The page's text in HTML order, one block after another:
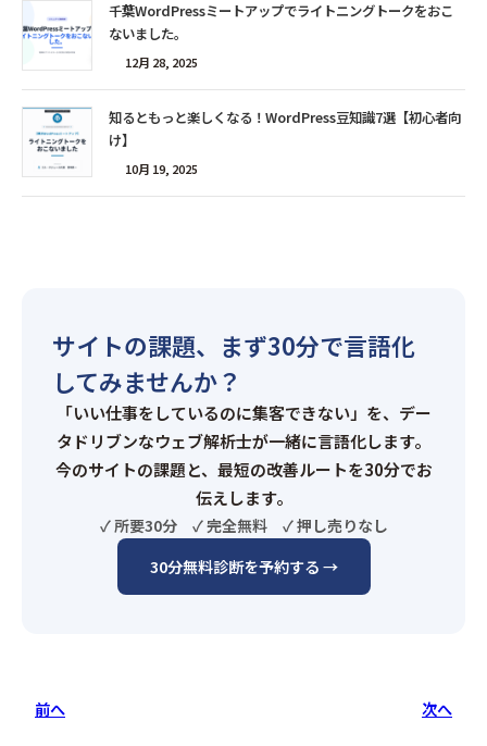
千葉WordPressミートアップでライトニングトークをおこ
ないました。
12月 28, 2025
知るともっと楽しくなる！WordPress豆知識7選【初心者向
け】
10月 19, 2025
サイトの課題、まず30分で言語化
してみませんか？
「いい仕事をしているのに集客できない」を、デー
タドリブンなウェブ解析士が一緒に言語化します。
今のサイトの課題と、最短の改善ルートを30分でお
伝えします。
✓ 所要30分 ✓ 完全無料 ✓ 押し売りなし
30分無料診断を予約する →
前へ 次へ